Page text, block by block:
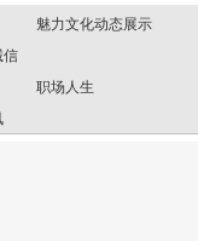
魅力文化动态展示
信
职场人生